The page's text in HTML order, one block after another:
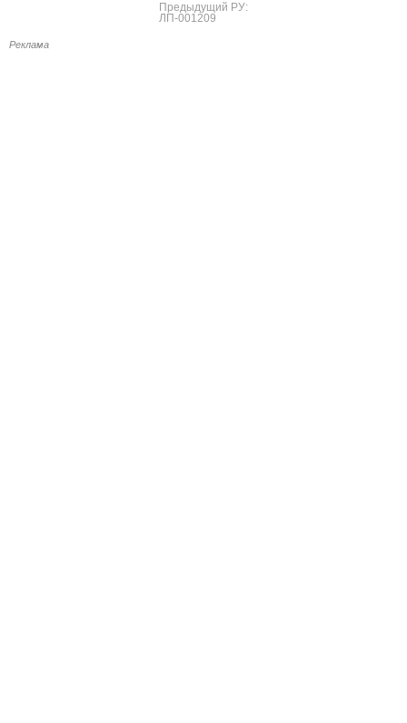
Предыдущий РУ:
ЛП-001209
Реклама